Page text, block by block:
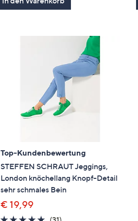
Top-Kundenbewertung
STEFFEN SCHRAUT Jeggings,
London knöchellang Knopf-Detail
sehr schmales Bein
€ 19,99